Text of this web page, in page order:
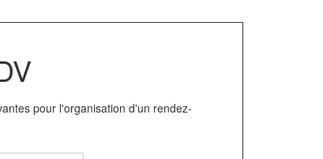
pour l'organisation d'un rendez-